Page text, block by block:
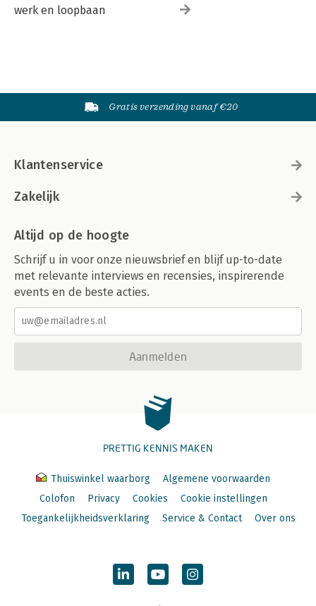
werk en loopbaan
Gratis verzending vanaf €20
Klantenservice
Zakelijk
Altijd op de hoogte
Schrijf u in voor onze nieuwsbrief en blijf up-to-date
met relevante interviews en recensies, inspirerende
events en de beste acties.
Aanmelden
PRETTIG KENNIS MAKEN
Thuiswinkel waarborg
Algemene voorwaarden
Colofon
Privacy Cookies
Cookie instellingen
Toegankelijkheidsverklaring
Service & Contact Over ons